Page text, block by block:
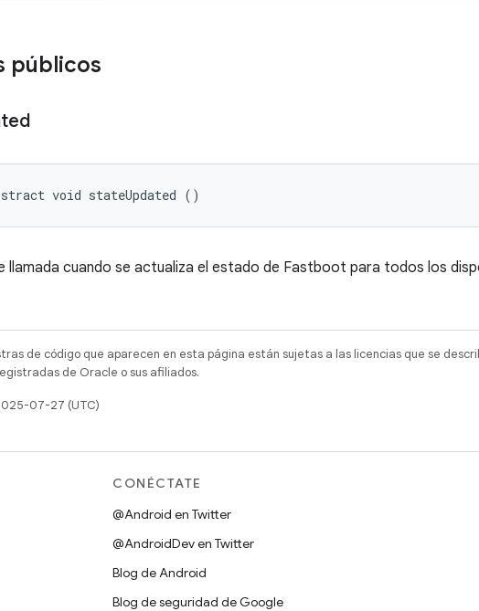
públicos
void stateUpdated ()
llamada cuando se actualiza el estado de Fastboot para todos los
de código que aparecen en esta página están sujetas a las licencias que se
de Oracle o sus afiliados.
07-27 (UTC)
CONÉCTATE
@Android en Twitter
@AndroidDev en Twitter
Blog de Android
Blog de seguridad de Google